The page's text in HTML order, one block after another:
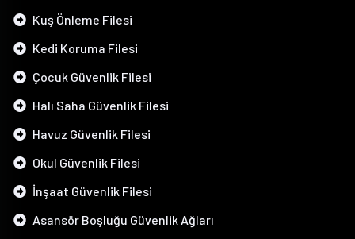
Kuş Önleme Filesi
Kedi Koruma Filesi
Çocuk Güvenlik Filesi
Halı Saha Güvenlik Filesi
Havuz Güvenlik Filesi
Okul Güvenlik Filesi
İnşaat Güvenlik Filesi
Asansör Boşluğu Güvenlik Ağları